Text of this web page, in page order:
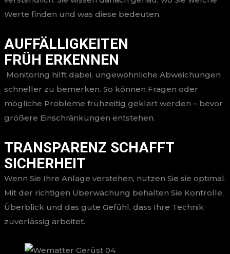
Werte finden und was diese bedeuten.
AUFFÄLLIGKEITEN
FRÜH ERKENNEN
Monitoring hilft dabei, ungewöhnliche Abweichungen
schneller zu bemerken. So können Fragen oder
mögliche Probleme frühzeitig geklärt werden – bevor
größere Einschränkungen entstehen.
TRANSPARENZ SCHAFFT
SICHERHEIT
Wenn Sie Ihre Anlage verstehen, nutzen Sie sie optimal.
Mit der richtigen Überwachung behalten Sie Kontrolle,
Überblick und das gute Gefühl, dass Ihre Technik
zuverlässig arbeitet.